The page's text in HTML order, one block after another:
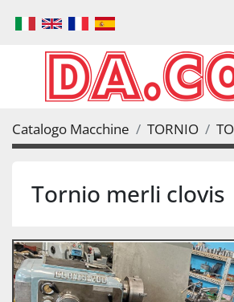
Catalogo Macchine TORNIO
Tornio merli clovis